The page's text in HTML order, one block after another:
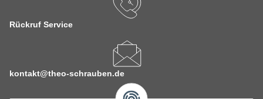
Rückruf Service
kontakt@theo-schrauben.de